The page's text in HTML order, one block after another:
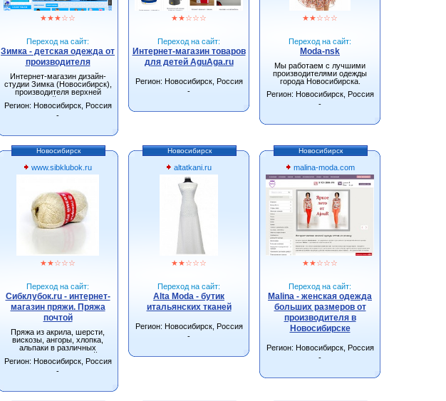
★★★☆☆
Переход на сайт:
Зимка - детская одежда от
производителя
Интернет-магазин дизайн-
студии Зимка (Новосибирск),
производителя верхней
детской одежды.
Регион: Новосибирск, Россия
-
★★☆☆☆
Переход на сайт:
Интернет-магазин товаров
для детей AguAga.ru
Регион: Новосибирск, Россия
-
★★☆☆☆
Переход на сайт:
Moda-nsk
Мы работаем с лучшими
производителями одежды
города Новосибирска.
Регион: Новосибирск, Россия
-
Новосибирск
www.sibklubok.ru
★★☆☆☆
Переход на сайт:
Сибклубок.ru - интернет-
магазин пряжи. Пряжа
почтой
Пряжа из акрила, шерсти,
вискозы, ангоры, хлопка,
альпаки в различных
сочетаниях. Большой
ассортимент спиц, крючков и
других инструментов для
Регион: Новосибирск, Россия
-
Новосибирск
altatkani.ru
★★☆☆☆
Переход на сайт:
Alta Moda - бутик
итальянских тканей
Регион: Новосибирск, Россия
-
Новосибирск
malina-moda.com
★★☆☆☆
Переход на сайт:
Malina - женская одежда
больших размеров от
производителя в
Новосибирске
Регион: Новосибирск, Россия
-